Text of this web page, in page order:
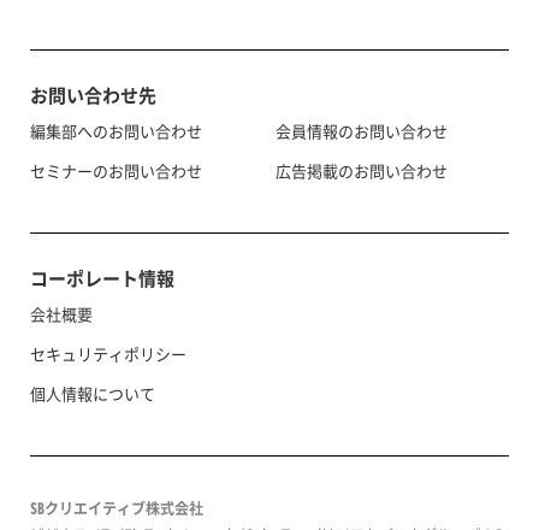
お問い合わせ先
編集部へのお問い合わせ
セミナーのお問い合わせ
会員情報のお問い合わせ
広告掲載のお問い合わせ
コーポレート情報
会社概要
セキュリティポリシー
個人情報について
SBクリエイティブ株式会社